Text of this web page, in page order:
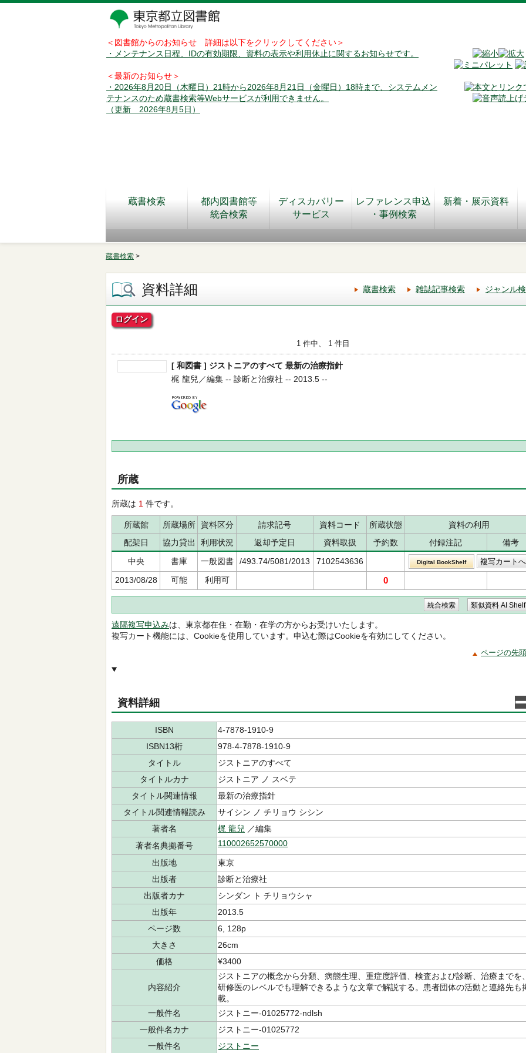
＜図書館からのお知らせ 詳細は以下をクリックしてください＞
・メンテナンス日程、IDの有効期限、資料の表示や利用休止に関するお知らせです。
＜最新のお知らせ＞
・2026年8月20日（木曜日）21時から2026年8月21日（金曜日）18時まで、システムメン
テナンスのため蔵書検索等Webサービスが利用できません。
（更新 2026年8月5日）
蔵書検索
都内図書館等
統合検索
ディスカバリー
サービス
レファレンス申込
・事例検索
新着・展示資料
蔵書検索 >
資料詳細 蔵書検索 雑誌記事検索 ジャンル
ログイン
1 件中、 1 件目
[ 和図書 ] ジストニアのすべて 最新の治療指針
梶 龍兒／編集 -- 診断と治療社 -- 2013.5 --
所蔵
所蔵は 1 件です。
所蔵館 所蔵場所 資料区分 請求記号 資料コード 所蔵状態
資料の利用
配架日
協力貸出 利用状況 返却予定日 資料取扱 予約数 付録注記
備考
中央
書庫 一般図書 /493.74/5081/2013 7102543636 Digital BookShelf
2013/08/28 可能 利用可 0
遠隔複写申込みは、東京都在住・在勤・在学の方からお受けいたします。
複写カート機能には、Cookieを使用しています。申込む際はCookieを有効にしてください。
ページの先
資料詳細
ISBN
4-7878-1910-9
ISBN13桁
978-4-7878-1910-9
タイトル
ジストニアのすべて
タイトルカナ
ジストニア ノ スベテ
タイトル関連情報
最新の治療指針
タイトル関連情報読み
サイシン ノ チリョウ シシン
著者名
梶 龍兒 ／編集
著者名典拠番号
110002652570000
出版地
東京
出版者
診断と治療社
出版者カナ
シンダン ト チリョウシャ
出版年
2013.5
ページ数
6, 128p
大きさ
26cm
価格
¥3400
内容紹介
ジストニアの概念から分類、病態生理、重症度評価、検査および診断、治療までを
研修医のレベルでも理解できるような文章で解説する。患者団体の活動と連絡先も
載。
一般件名
ジストニー-01025772-ndlsh
一般件名カナ
ジストニー-01025772
一般件名
ジストニー